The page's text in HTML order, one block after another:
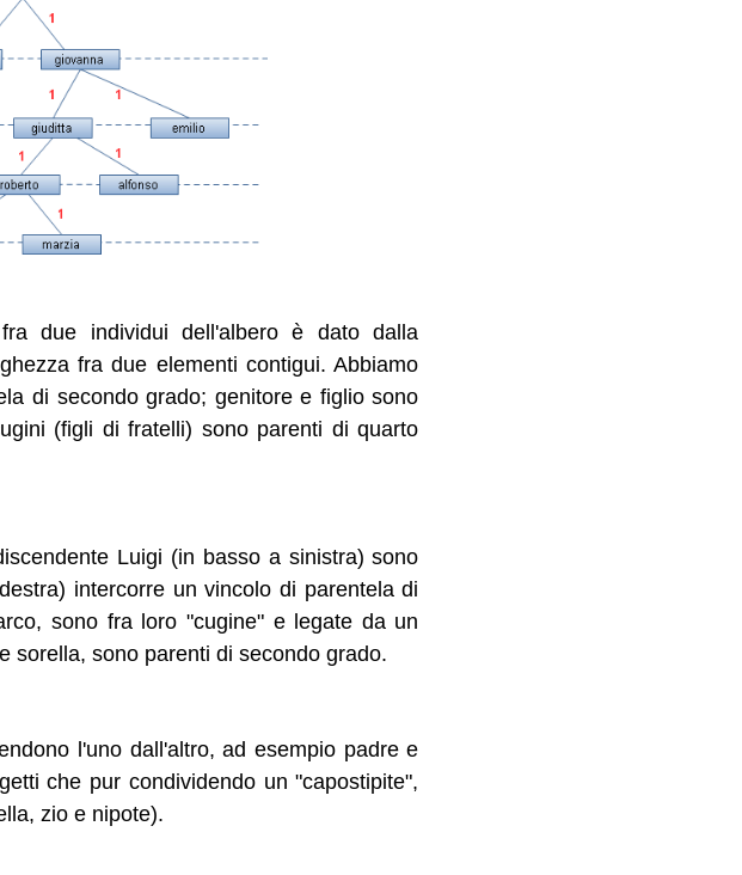
due individui dell'albero è dato dalla
fra due elementi contigui. Abbiamo
di secondo grado; genitore e figlio sono
(figli di fratelli) sono parenti di quarto
Luigi (in basso a sinistra) sono
intercorre un vincolo di parentela di
sono fra loro "cugine" e legate da un
sorella, sono parenti di secondo grado.
l'uno dall'altro, ad esempio padre e
che pur condividendo un "capostipite",
zio e nipote).